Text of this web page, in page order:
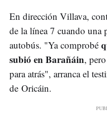
En dirección Villava,
de la línea 7 cuando una
autobús. "Ya comprobé
subió en Barañáin,
para atrás", arranca el
de Oricáin.